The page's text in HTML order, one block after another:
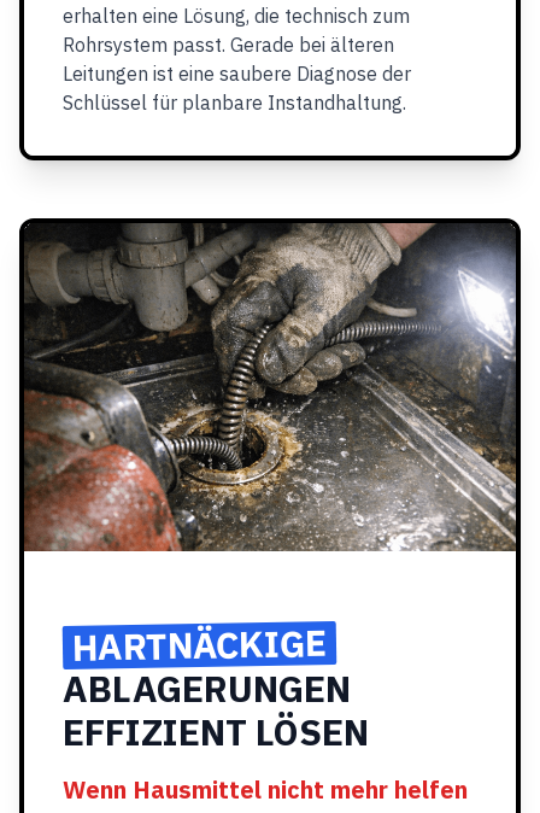
erhalten eine Lösung, die technisch zum
Rohrsystem passt. Gerade bei älteren
Leitungen ist eine saubere Diagnose der
Schlüssel für planbare Instandhaltung.
HARTNÄCKIGE
ABLAGERUNGEN
EFFIZIENT LÖSEN
Wenn Hausmittel nicht mehr helfen